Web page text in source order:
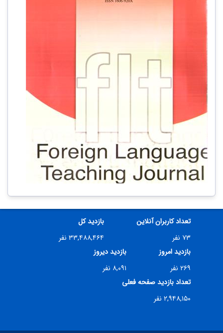
تعداد کاربران آنلاین
۷۳ نفر
بازدید کل
۳۳,۴۸۸,۴۶۴ نفر
بازدید امروز
۲۶۹ نفر
بازدید دیروز
۸,۰۹۱ نفر
تعداد بازدید صفحه فعلی
۲,۹۴۸,۱۵۰ نفر